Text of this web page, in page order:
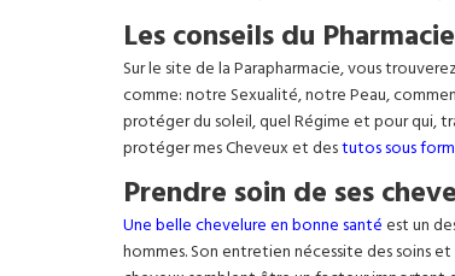
Les conseils du
Sur le site de la Parapharmacie, vous
comme: notre Sexualité, notre Peau,
protéger du soleil, quel Régime et pour qui,
protéger mes Cheveux et destutos sous
Prendre soin de ses
Une belle chevelure en bonne santéest un
hommes. Son entretien nécessite des soins